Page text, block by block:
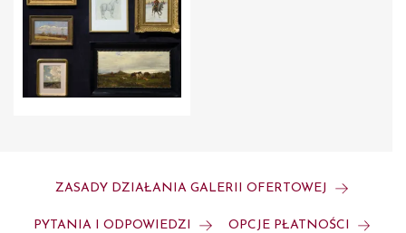
ZASADY DZIAŁANIA GALERII OFERTOWEJ
PYTANIA I ODPOWIEDZI OPCJE PŁATNOŚCI